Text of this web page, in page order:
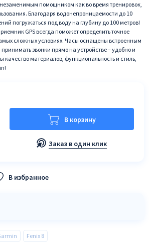
незаменимым помощником как во время тренировок,
Благодаря водонепроницаемости до 10
погружаться под воду на глубину до 100 метров!
GPS всегда поможет определить точное
сложных условиях. Часы оснащены встроенным
звонки прямо на устройстве – удобно и
материалов, функциональность и стиль,
В корзину
Заказ в один клик
В избранное
Fenix 8